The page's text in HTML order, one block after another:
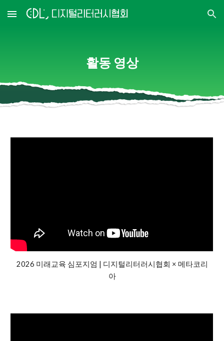
Skip to main content Skip to navigation
활동 영상
2026 미래교육 심포지엄 | 디지털리터러시협회 × 메타코리
아